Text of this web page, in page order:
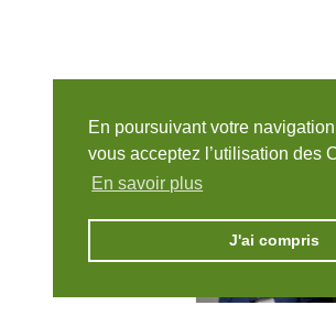
En poursuivant votre
vous acceptez l’utilisation des
En savoir plus
J'ai compris